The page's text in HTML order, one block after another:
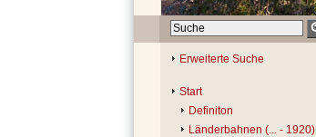
Erweiterte Suche
Start
Definiton
Länderbahnen (... - 1920)